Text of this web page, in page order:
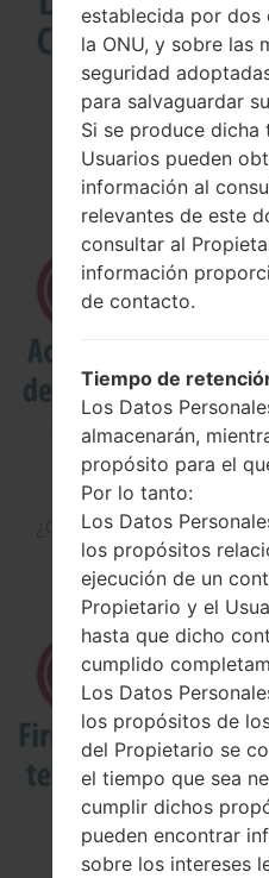
Los 5 principales
¿Cómo Activar las
Depuración
establecida por dos
la ONU, y sobre las
seguridad
para salvaguardar
Si se produce dicha
Usuarios pueden
información al
relevantes de este
consultar al
información
de contacto.
Tiempo de
Los Datos
almacenarán,
propósito para el
Por lo tanto:
Los Datos
los propósitos
ejecución de un
Propietario y el
hasta que dicho
cumplido
Los Datos
los propósitos de
del Propietario se
el tiempo que sea
cumplir dichos
pueden encontrar
sobre los intereses